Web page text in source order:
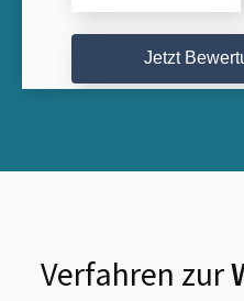
Jetzt
Verfahren zur